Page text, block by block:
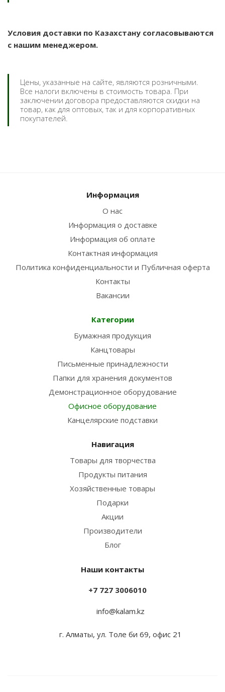
Условия доставки по Казахстану согласовываются
с нашим менеджером.
Цены, указанные на сайте, являются розничными.
Все налоги включены в стоимость товара. При
заключении договора предоставляются скидки на
товар, как для оптовых, так и для корпоративных
покупателей.
Информация
О нас
Информация о доставке
Информация об оплате
Контактная информация
Политика конфиденциальности и Публичная оферта
Контакты
Вакансии
Категории
Бумажная продукция
Канцтовары
Письменные принадлежности
Папки для хранения документов
Демонстрационное оборудование
Офисное оборудование
Канцелярские подставки
Навигация
Товары для творчества
Продукты питания
Хозяйственные товары
Подарки
Акции
Производители
Блог
Наши контакты
+7 727 3006010
info@kalam.kz
г. Алматы, ул. Толе би 69, офис 21